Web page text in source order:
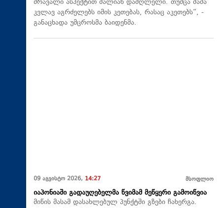
მრავალი ასპექტით ძალიან დამღლელი. თუმცა მამა
კვლავ აგრძელებს იმის კეთებას, რასაც აკეთებს“, -
განაცხადა უმცროსმა ბაიდენმა.
09 აგვისტო 2026, 14:27 მსოფლიო
იაპონიაში გადაუღებელმა წვიმამ მეწყერი გამოიწვია
მიწის მასამ დასახლებულ პუნქტში გზები ჩახერგა.